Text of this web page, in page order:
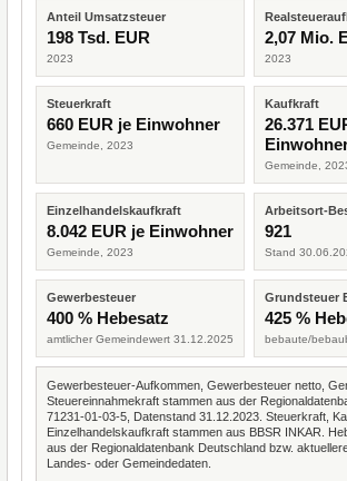
Anteil Umsatzsteuer
198 Tsd. EUR
2023
2,07 Mio.
2023
Steuerkraft
660 EUR je Einwohner
Gemeinde, 2023
Kaufkraft
26.371
Gemeinde,
Einzelhandelskaufkraft
8.042 EUR je Einwohner
Gemeinde, 2023
Arbeitsort-
921
Stand
Gewerbesteuer
400 % Hebesatz
amtlicher Gemeindewert 31.12.2025
Grundsteuer
425 %
bebaute/
Gewerbesteuer-Aufkommen, Gewerbesteuer netto,
Steuereinnahmekraft stammen aus der
71231-01-03-5, Datenstand 31.12.2023. Steuerkraft,
Einzelhandelskaufkraft stammen aus BBSR INKAR.
aus der Regionaldatenbank Deutschland bzw.
Landes- oder Gemeindedaten.